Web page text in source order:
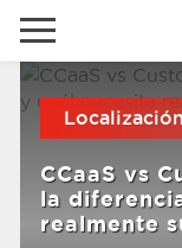
Localización
CCaaS vs
la
realmente